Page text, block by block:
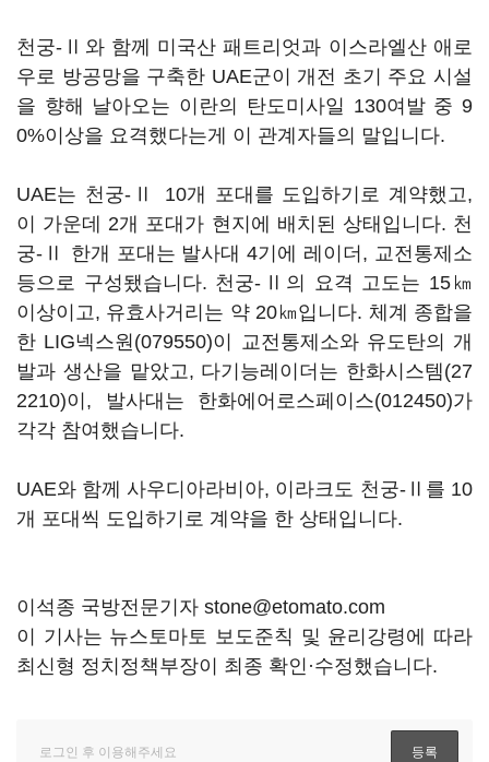
천궁-Ⅱ와 함께 미국산 패트리엇과 이스라엘산 애로
우로 방공망을 구축한 UAE군이 개전 초기 주요 시설
을 향해 날아오는 이란의 탄도미사일 130여발 중 9
0%이상을 요격했다는게 이 관계자들의 말입니다.
UAE는 천궁-Ⅱ 10개 포대를 도입하기로 계약했고,
이 가운데 2개 포대가 현지에 배치된 상태입니다. 천
궁-Ⅱ 한개 포대는 발사대 4기에 레이더, 교전통제소
등으로 구성됐습니다. 천궁-Ⅱ의 요격 고도는 15㎞
이상이고, 유효사거리는 약 20㎞입니다. 체계 종합을
한 LIG넥스원(079550)이 교전통제소와 유도탄의 개
발과 생산을 맡았고, 다기능레이더는 한화시스템(27
2210)이, 발사대는 한화에어로스페이스(012450)가
각각 참여했습니다.
UAE와 함께 사우디아라비아, 이라크도 천궁-Ⅱ를 10
개 포대씩 도입하기로 계약을 한 상태입니다.
이석종 국방전문기자 stone@etomato.com
이 기사는 뉴스토마토 보도준칙 및 윤리강령에 따라
최신형 정치정책부장이 최종 확인·수정했습니다.